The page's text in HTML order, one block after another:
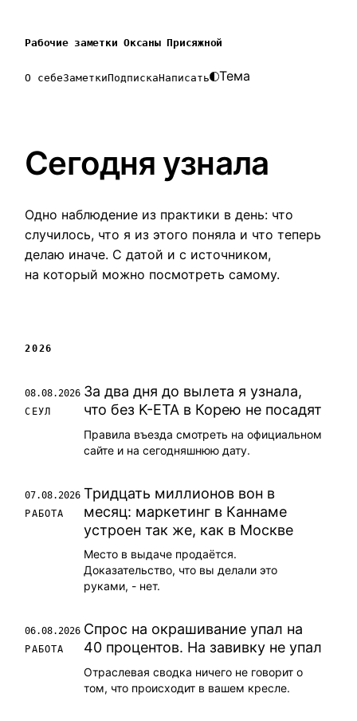
Рабочие заметки Оксаны Присяжной
О себеЗаметкиПодпискаНаписать Тема
Сегодня узнала
Одно наблюдение из практики в день: что
случилось, что я из этого поняла и что теперь
делаю иначе. С датой и с источником,
на который можно посмотреть самому.
2026
08.08.2026
СЕУЛ
За два дня до вылета я узнала,
что без K-ETA в Корею не посадят
Правила въезда смотреть на официальном
сайте и на сегодняшнюю дату.
07.08.2026
РАБОТА
Тридцать миллионов вон в
месяц: маркетинг в Каннаме
устроен так же, как в Москве
Место в выдаче продаётся.
Доказательство, что вы делали это
руками, - нет.
06.08.2026
РАБОТА
Спрос на окрашивание упал на
40 процентов. На завивку не упал
Отраслевая сводка ничего не говорит о
том, что происходит в вашем кресле.